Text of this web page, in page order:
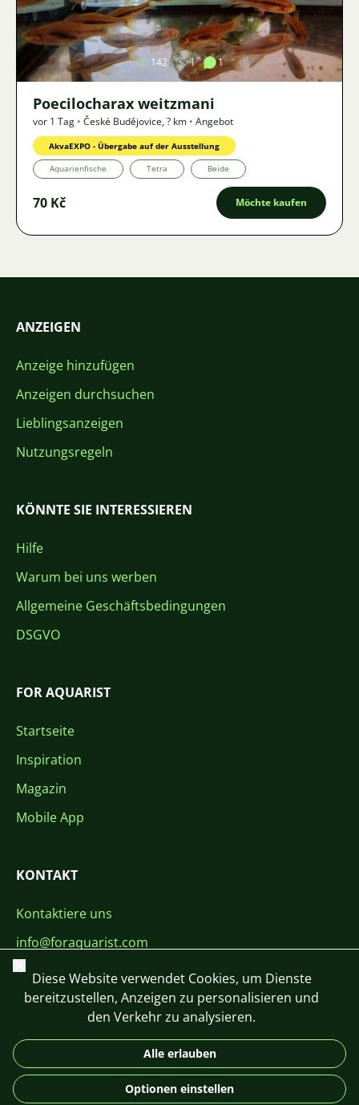
Bild
142 1 1
Poecilocharax weitzmani
vor 1 Tag • České Budějovice,? km • Angebot
AkvaEXPO - Übergabe auf der Ausstellung
Aquarienfische Tetra Beide
70 Kč Möchte kaufen
ANZEIGEN
Anzeige hinzufügen
Anzeigen durchsuchen
Lieblingsanzeigen
Nutzungsregeln
KÖNNTE SIE INTERESSIEREN
Hilfe
Warum bei uns werben
Allgemeine Geschäftsbedingungen
DSGVO
FOR AQUARIST
Startseite
Inspiration
Magazin
Mobile App
KONTAKT
Kontaktiere uns
info@foraquarist.com
+420 603 449 602
DE
Schließen
Diese Website verwendet Cookies, um Dienste
bereitzustellen, Anzeigen zu personalisieren und
den Verkehr zu analysieren.
Alle erlauben
Optionen einstellen